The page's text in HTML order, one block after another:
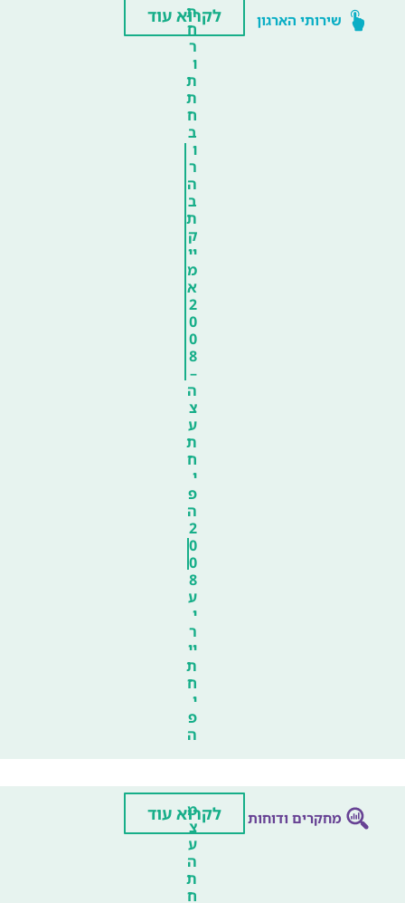
שירותי הארגון
ת
ח
ר
ו
ת
ת
ח
ב
ו
ר
ה
ב
ת
ק
יי
מ
א
2
0
0
8
–
ה
צ
ע
ת
ח
י
פ
ה
2
0
0
8
ע
י
ר
יי
ת
ח
י
פ
ה
לקרוא עוד
מחקרים ודוחות
מ
צ
ע
ה
ת
ח
לקרוא עוד